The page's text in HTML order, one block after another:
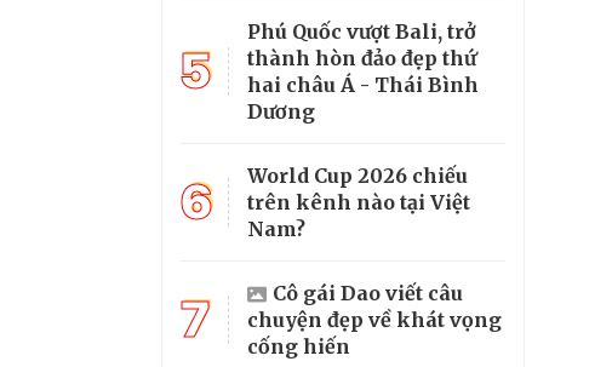
5
Phú Quốc vượt Bali, trở
thành hòn đảo đẹp thứ
hai châu Á - Thái Bình
Dương
6
World Cup 2026 chiếu
trên kênh nào tại Việt
Nam?
7
Cô gái Dao viết câu
chuyện đẹp về khát vọng
cống hiến